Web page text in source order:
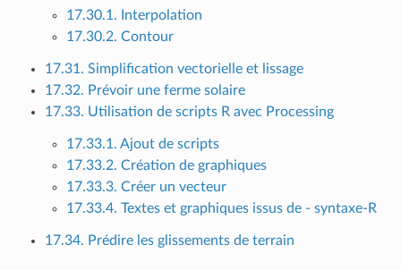
17.30.1. Interpolation
17.30.2. Contour
17.31. Simplification vectorielle et lissage
17.32. Prévoir une ferme solaire
17.33. Utilisation de scripts R avec Processing
17.33.1. Ajout de scripts
17.33.2. Création de graphiques
17.33.3. Créer un vecteur
17.33.4. Textes et graphiques issus de - syntaxe-R
17.34. Prédire les glissements de terrain